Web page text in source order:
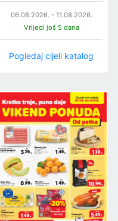
06.08.2026. - 11.08.2026.
Vrijedi još 5 dana
Pogledaj cijeli katalog